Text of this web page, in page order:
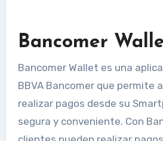
Bancomer
Bancomer Wallet es una
BBVA Bancomer que permite
realizar pagos desde su
segura y conveniente. Con